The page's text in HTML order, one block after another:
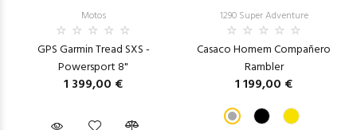
Motos
GPS Garmin Tread SXS -
Powersport 8"
1 399,00 €
1290 Super Adventure
Casaco Homem Compañero
Rambler
1 199,00 €